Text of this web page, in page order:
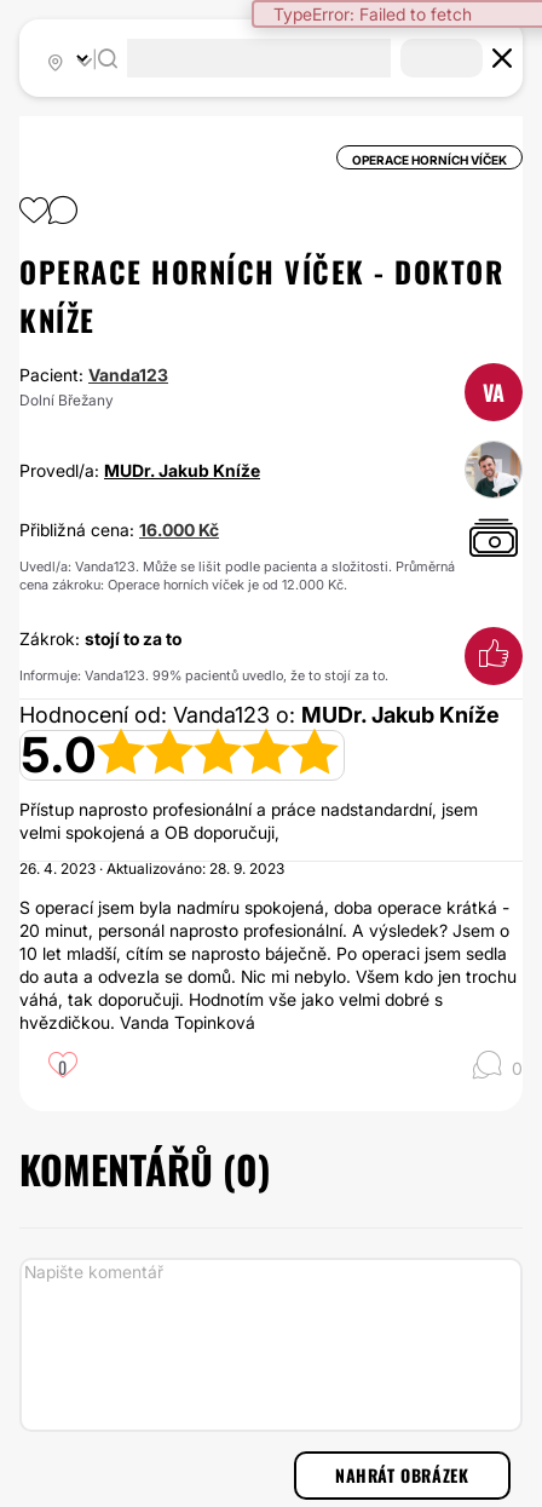
TypeError: Failed to fetch
OPERACE HORNÍCH VÍČEK
OPERACE HORNÍCH VÍČEK - DOKTOR
KNÍŽE
Pacient: Vanda123
Dolní Břežany VA
Provedl/a: MUDr. Jakub Kníže
Přibližná cena: 16.000 Kč
Uvedl/a: Vanda123. Může se lišit podle pacienta a složitosti. Průměrná
cena zákroku: Operace horních víček je od 12.000 Kč.
Zákrok: stojí to za to
Informuje: Vanda123. 99% pacientů uvedlo, že to stojí za to.
Hodnocení od: Vanda123 o: MUDr. Jakub Kníže
5.0
Přístup naprosto profesionální a práce nadstandardní, jsem
velmi spokojená a OB doporučuji,
26. 4. 2023 · Aktualizováno: 28. 9. 2023
S operací jsem byla nadmíru spokojená, doba operace krátká -
20 minut, personál naprosto profesionální. A výsledek? Jsem o
10 let mladší, cítím se naprosto báječně. Po operaci jsem sedla
do auta a odvezla se domů. Nic mi nebylo. Všem kdo jen trochu
váhá, tak doporučuji. Hodnotím vše jako velmi dobré s
hvězdičkou. Vanda Topinková
0 0
KOMENTÁŘŮ (0)
NAHRÁT OBRÁZEK